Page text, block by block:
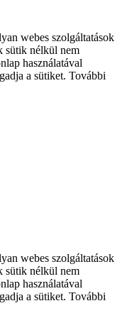
webes szolgáltatások
sütik nélkül nem
használatával
a sütiket. További
webes szolgáltatások
sütik nélkül nem
használatával
a sütiket. További